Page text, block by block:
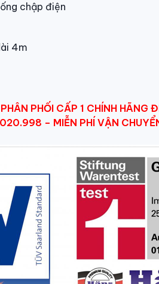
chập điện
4m
PHỐI CẤP 1 CHÍNH HÃNG
– MIỄN PHÍ VẬN